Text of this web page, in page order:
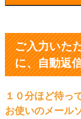
ご入力いた
に、自動返
１０分ほど待っ
お使いのメール